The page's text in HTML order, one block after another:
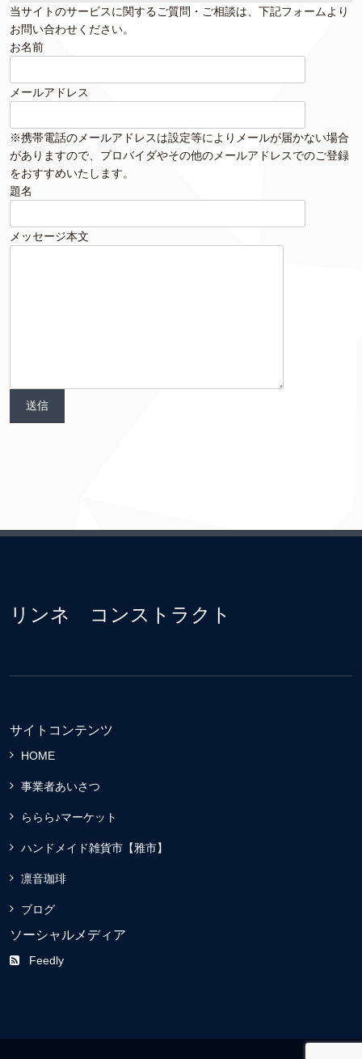
当サイトのサービスに関するご質問・ご相談は、下記フォームより
お問い合わせください。
お名前
メールアドレス
※携帯電話のメールアドレスは設定等によりメールが届かない場合
がありますので、プロバイダやその他のメールアドレスでのご登録
をおすすめいたします。
題名
メッセージ本文
リンネ コンストラクト
サイトコンテンツ
HOME
事業者あいさつ
ららら♪マーケット
ハンドメイド雑貨市【雅市】
凛音珈琲
ブログ
ソーシャルメディア
Feedly